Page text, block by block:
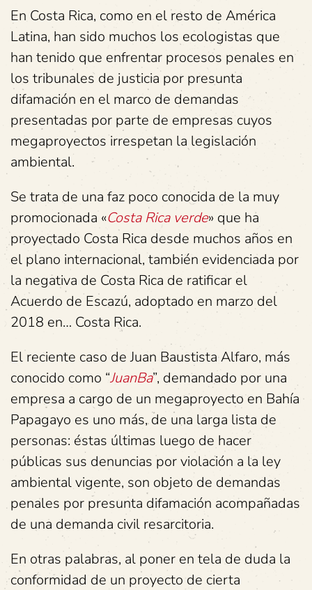
En Costa Rica, como en el resto de América
Latina, han sido muchos los ecologistas que
han tenido que enfrentar procesos penales en
los tribunales de justicia por presunta
difamación en el marco de demandas
presentadas por parte de empresas cuyos
megaproyectos irrespetan la legislación
ambiental.
Se trata de una faz poco conocida de la muy
promocionada «Costa Rica verde» que ha
proyectado Costa Rica desde muchos años en
el plano internacional, también evidenciada por
la negativa de Costa Rica de ratificar el
Acuerdo de Escazú, adoptado en marzo del
2018 en… Costa Rica.
El reciente caso de Juan Baustista Alfaro, más
conocido como “JuanBa”, demandado por una
empresa a cargo de un megaproyecto en Bahía
Papagayo es uno más, de una larga lista de
personas: éstas últimas luego de hacer
públicas sus denuncias por violación a la ley
ambiental vigente, son objeto de demandas
penales por presunta difamación acompañadas
de una demanda civil resarcitoria.
En otras palabras, al poner en tela de duda la
conformidad de un proyecto de cierta